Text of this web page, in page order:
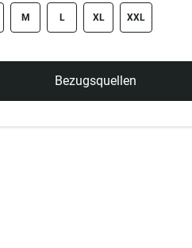
swatch
M L XL XXL
Bezugsquellen